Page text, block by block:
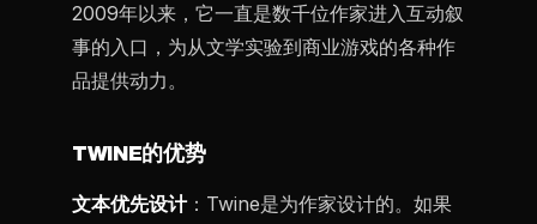
2009年以来，它一直是数千位作家进入互动叙
事的入口，为从文学实验到商业游戏的各种作
品提供动力。
TWINE的优势
文本优先设计：Twine是为作家设计的。如果